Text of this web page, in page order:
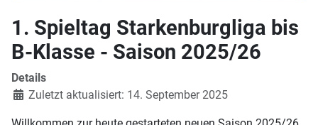
1. Spieltag Starkenburgliga bis
B-Klasse - Saison 2025/26
Details
Zuletzt aktualisiert: 14. September 2025